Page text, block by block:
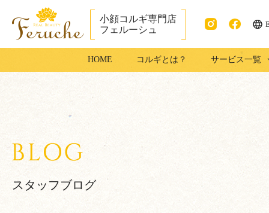
銀座で小顔コル
小顔コルギ専門店
フェルーシュ
ram
ook
HOME コルギとは？ サービス一覧
スタッフブログ